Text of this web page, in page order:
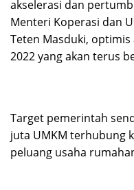
akselerasi dan
Menteri Koperasi dan
Teten Masduki,
2022 yang akan terus
Target pemerintah
juta UMKM terhubung
peluang usaha